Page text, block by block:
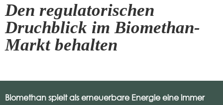
Den regulatorischen
Druchblick im Biomethan-
Markt behalten
Biomethan spielt als erneuerbare Energie eine immer